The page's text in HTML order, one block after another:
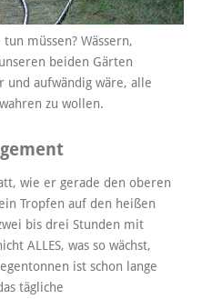
müssen? Wässern,
beiden Gärten
aufwändig wäre, alle
zu wollen.
wie er gerade den oberen
Tropfen auf den heißen
bis drei Stunden mit
ALLES, was so wächst,
ist schon lange
tägliche